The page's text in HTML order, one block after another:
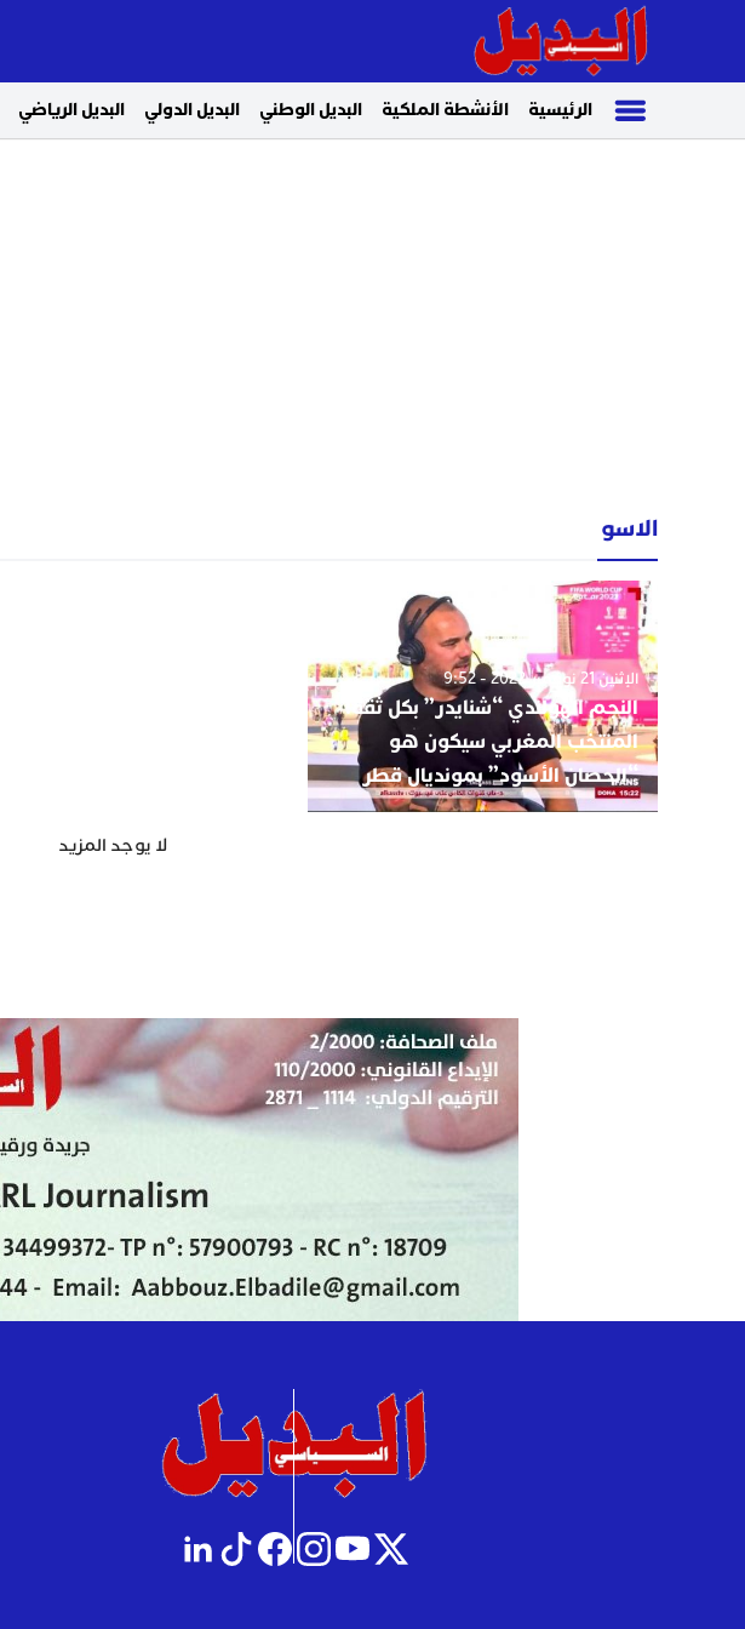
الرئيسية الأنشطة الملكية البديل الوطني البديل الدولي البديل الرياضي
الاسو
الإثنين 21 نوفمبر 2022 - 9:52
النجم الهولندي “شنايدر” بكل ثقة:
المنتخب المغربي سيكون هو
“الحصان الأسود” بمونديال قطر
لا يوجد المزيد